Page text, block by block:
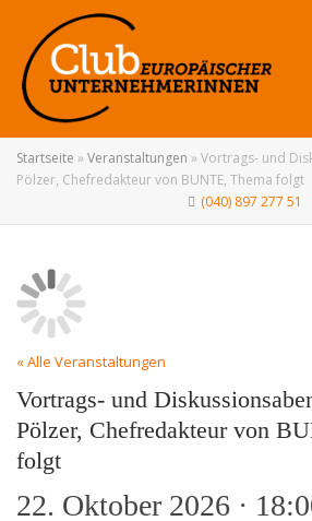
Startseite » Veranstaltungen » Vortrags- und
Pölzer, Chefredakteur von BUNTE, Thema folgt
(040) 897 277 51
« Alle Veranstaltungen
Vortrags- und
Pölzer, Chefredakteur von
folgt
22. Oktober 2026 ·